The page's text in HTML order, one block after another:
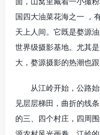
国四大油菜花海之一 ，
天上人间。它既是婺源
世界级摄影基地。尤其
大，婺源摄影的热潮也跟
从江岭开始，公路
见层层梯田，曲折的线
的三、四个村庄，四周